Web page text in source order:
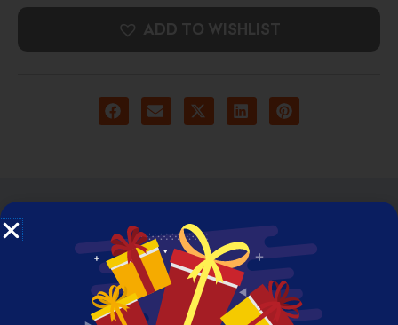
ADD TO WISHLIST
DESCRIPTION
ADDITIONAL INFORMATION REVIEWS (0)
High Resolution Framed Photo Print